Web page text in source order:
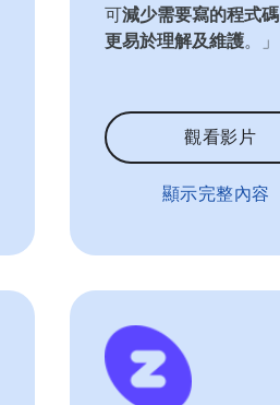
可減少需要寫的程式碼
更易於理解及維護。」
觀看影片
顯示完整內容